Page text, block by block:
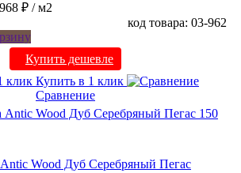
₽ / м2
код товара: 03-962
Купить дешевле
Купить в 1 клик
Сравнение
Wood Дуб Серебряный Пегас